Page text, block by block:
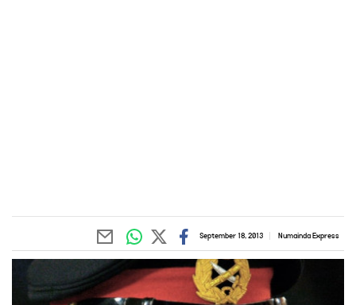
Numainda Express
September 18, 2013